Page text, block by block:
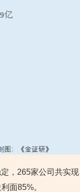
，265家公司共实现
面85%。